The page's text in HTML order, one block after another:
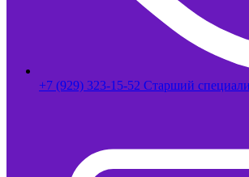
+7 (929) 323-15-52 Старший